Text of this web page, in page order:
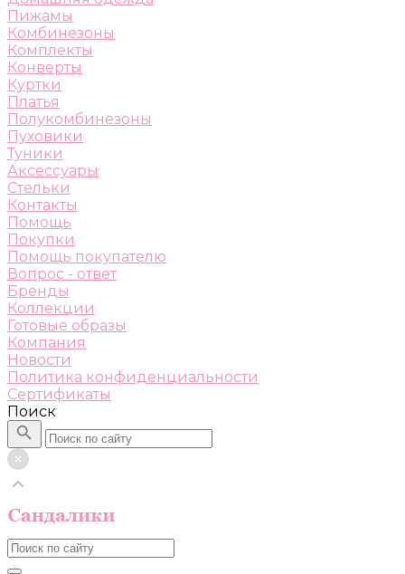
Пижамы
Комбинезоны
Комплекты
Конверты
Куртки
Платья
Полукомбинезоны
Пуховики
Туники
Аксессуары
Стельки
Контакты
Помощь
Покупки
Помощь покупателю
Вопрос - ответ
Бренды
Коллекции
Готовые образы
Компания
Новости
Политика конфиденциальности
Сертификаты
Поиск